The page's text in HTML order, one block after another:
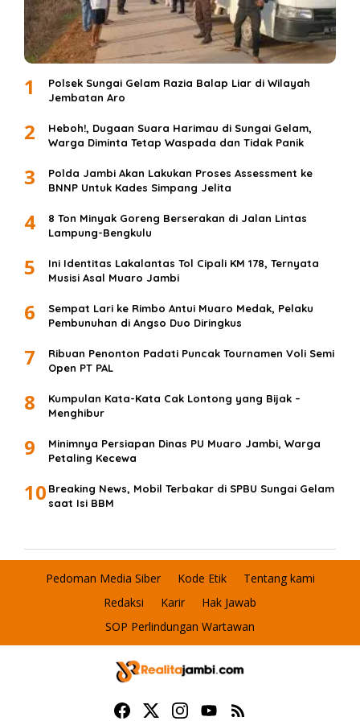
1
Polsek Sungai Gelam Razia Balap Liar di Wilayah
Jembatan Aro
2
Heboh!, Dugaan Suara Harimau di Sungai Gelam,
Warga Diminta Tetap Waspada dan Tidak Panik
3
Polda Jambi Akan Lakukan Proses Assessment ke
BNNP Untuk Kades Simpang Jelita
4
8 Ton Minyak Goreng Berserakan di Jalan Lintas
Lampung-Bengkulu
5
Ini Identitas Lakalantas Tol Cipali KM 178, Ternyata
Musisi Asal Muaro Jambi
6
Sempat Lari ke Rimbo Antui Muaro Medak, Pelaku
Pembunuhan di Angso Duo Diringkus
7
Ribuan Penonton Padati Puncak Tournamen Voli Semi
Open PT PAL
8
Kumpulan Kata-Kata Cak Lontong yang Bijak –
Menghibur
9
Minimnya Persiapan Dinas PU Muaro Jambi, Warga
Petaling Kecewa
10 Breaking News, Mobil Terbakar di SPBU Sungai Gelam
saat Isi BBM
Pedoman Media Siber Kode Etik
Tentang kami
Redaksi
Karir
Hak Jawab
SOP Perlindungan Wartawan